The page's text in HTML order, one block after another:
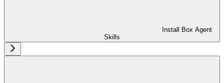
Install Box Agent
Skills